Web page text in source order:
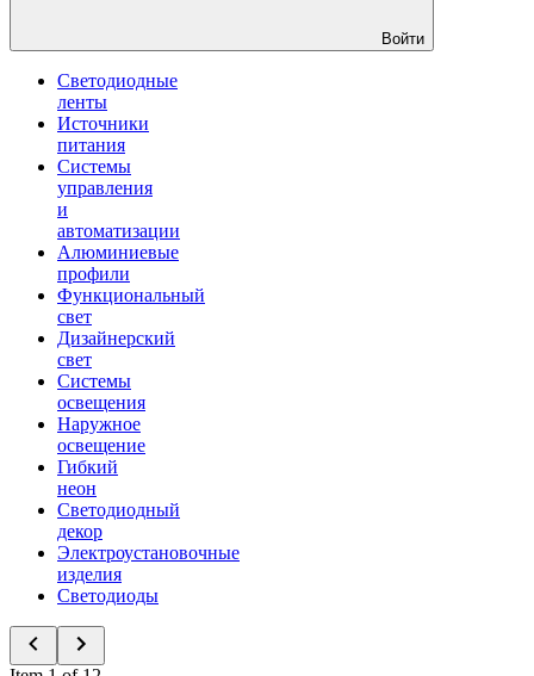
Войти
Светодиодные
ленты
Источники
питания
Системы
управления
и
автоматизации
Алюминиевые
профили
Функциональный
свет
Дизайнерский
свет
Системы
освещения
Наружное
освещение
Гибкий
неон
Светодиодный
декор
Электроустановочные
изделия
Светодиоды